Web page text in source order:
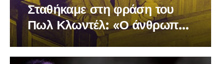
Σταθήκαμε στη φράση του
Πωλ Κλωντέλ: «Ο άνθρωπος
γερνάει την ημέρα …